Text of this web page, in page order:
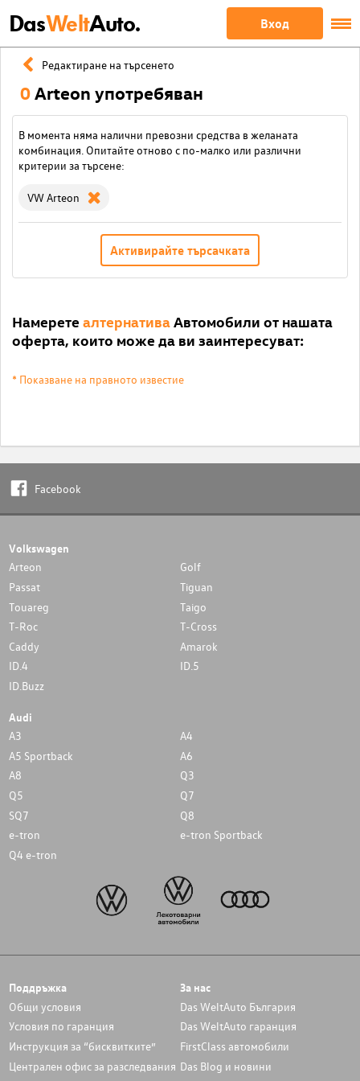
DasWeltAuto. Вход
Редактиране на търсенето
0Arteon употребяван
В момента няма налични превозни средства в желаната
комбинация. Опитайте отново с по-малко или различни
критерии за търсене:
VW Arteon
Активирайте търсачката
Намерете алтернативаАвтомобили от нашата
оферта, които може да ви заинтересуват:
* Показване на правното известие
Facebook
Volkswagen
Arteon
Golf
Passat
Tiguan
Touareg
Taigo
T-Roc
T-Cross
Caddy
Amarok
ID.4
ID.5
ID.Buzz
Audi
A3
A4
A5 Sportback
A6
A8
Q3
Q5
Q7
SQ7
Q8
e-tron
e-tron Sportback
Q4 e-tron
Поддръжка
Общи условия
Условия по гаранция
Инструкция за “бисквитките”
Централен офис за разследвания
За нас
Das WeltAuto България
Das WeltAuto гаранция
FirstClass автомобили
Das Blog и новини